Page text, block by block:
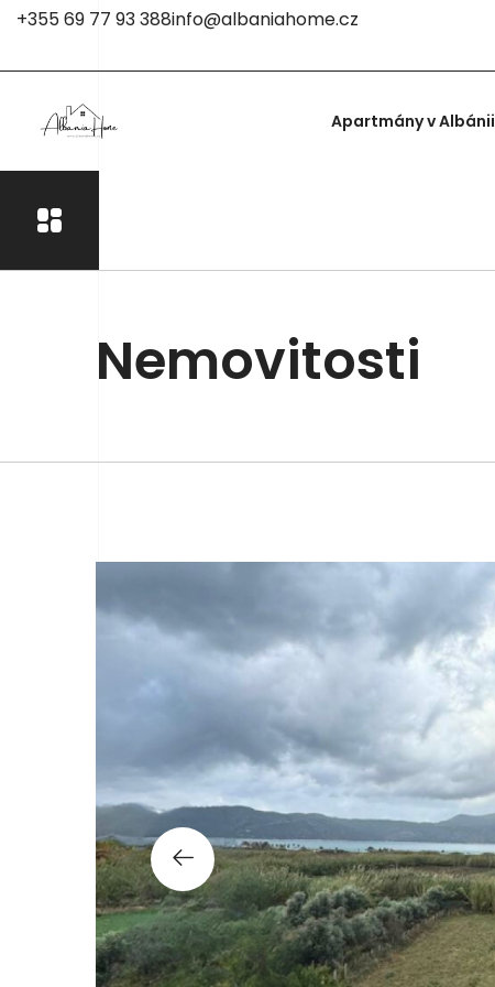
+355 69 77 93 388info@albaniahome.cz
Apartmány v Albánii
Nemovitosti